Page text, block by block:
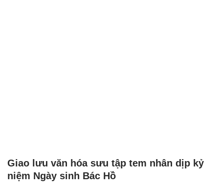
Giao lưu văn hóa sưu tập tem nhân dịp kỷ
niệm Ngày sinh Bác Hồ